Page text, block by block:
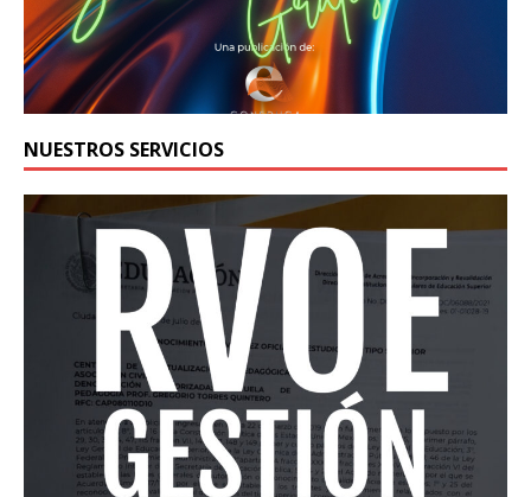
NUESTROS SERVICIOS